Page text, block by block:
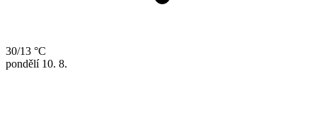
30/13 °C
pondělí 10. 8.